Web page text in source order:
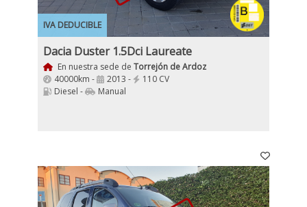
IVA DEDUCIBLE
Dacia Duster 1.5Dci Laureate
En nuestra sede de Torrejón de Ardoz
40000km -
2013 -
110 CV
Diesel -
Manual